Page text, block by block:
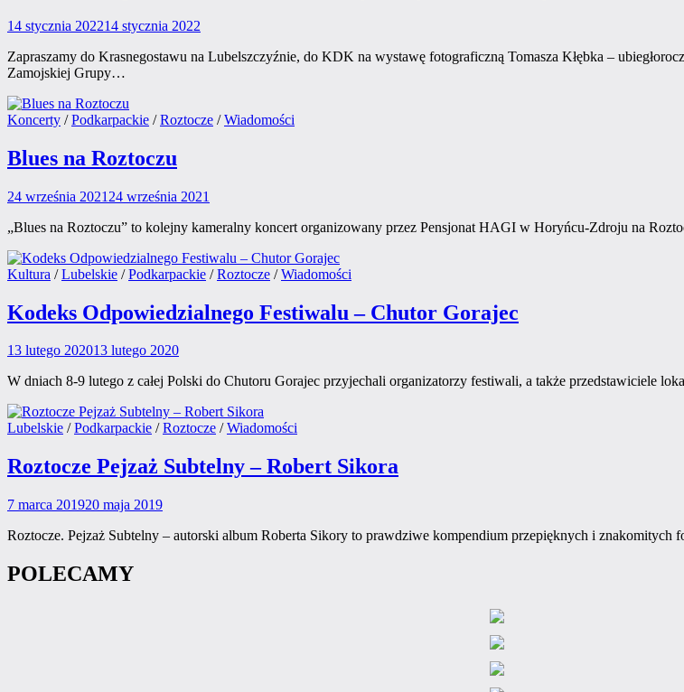
14 stycznia 202214 stycznia 2022
Zapraszamy do Krasnegostawu na Lubelszczyźnie, do KDK na wystawę fotograficzną Tomasza Kłębka –
Zamojskiej Grupy…
Posted
Koncerty /Podkarpackie /Roztocze /Wiadomości
Blues na Roztoczu
24 września 2021 24 września 2021
„Blues na Roztoczu” to kolejny kameralny koncert organizowany przez Pensjonat HAGI w Horyńcu-Zdroju na
Posted
Kultura /Lubelskie /Podkarpackie /Roztocze /Wiadomości
Kodeks Odpowiedzialnego Festiwalu – Chutor Gorajec
13 lutego 202013 lutego 2020
W dniach 8-9 lutego z całej Polski do Chutoru Gorajec przyjechali organizatorzy festiwali, a także przedstawiciele
Posted
Lubelskie /Podkarpackie /Roztocze /Wiadomości
Roztocze Pejzaż Subtelny – Robert Sikora
7 marca 201920 maja 2019
Roztocze. Pejzaż Subtelny – autorski album Roberta Sikory to prawdziwe kompendium przepięknych i
POLECAMY